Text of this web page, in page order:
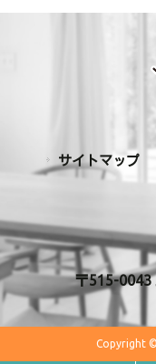
サイトマップ
〒515-0043
Copyright